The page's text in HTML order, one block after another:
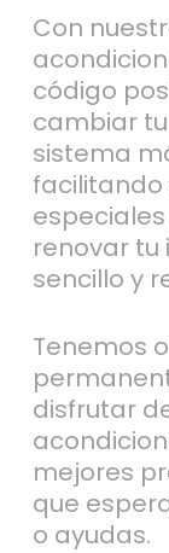
Con
código
cambiar
sistema
facilitando
renovar tu
sencillo y
Tenemos
disfrutar
mejores
que
o ayudas.